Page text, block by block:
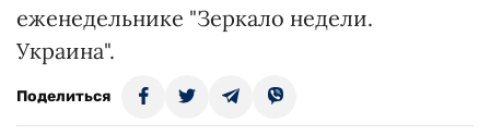
еженедельнике "Зеркало недели.
Украина".
Поделиться